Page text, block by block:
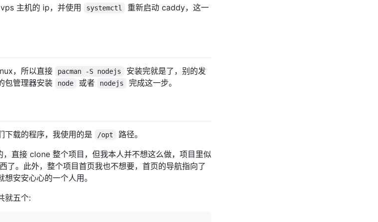
主机的 ip，并使用 systemctl
重新启动 caddy，这一
，所以直接 pacman -S nodejs
安装完就是了，别的发
包管理器安装
node 或者 nodejs 完成这一步。
下载的程序，我使用的是 /opt
路径。
直接 clone 整个项目，但我本人并不想这么做，项目里似
了。此外，整个项目首页我也不想要，首页的导航指向了
安安心心的一个人用。
就五个: